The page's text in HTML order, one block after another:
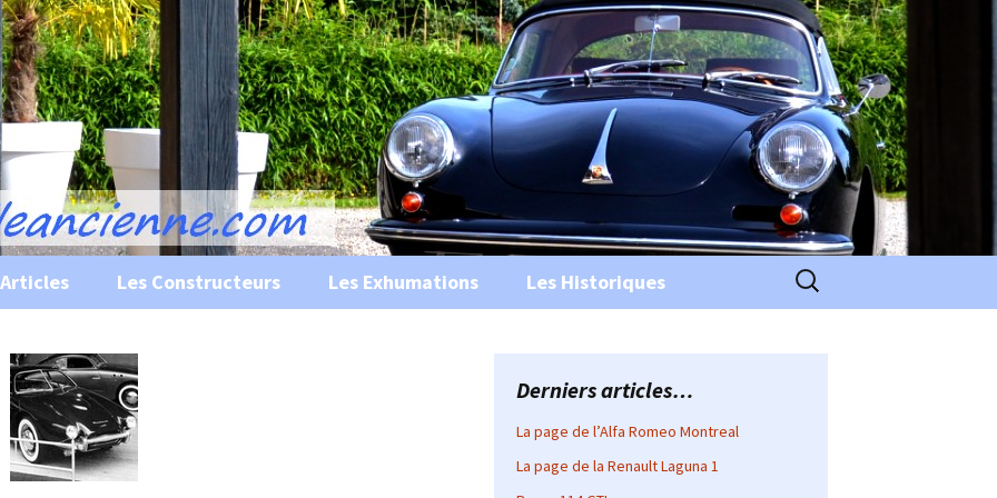
Ancienne
historiques …
évènements
musées
Les Constructeurs Les Exhumations Les Historiques Rechercher :
Derniers articles…
La page de l’Alfa Romeo Montreal
La page de la Renault Laguna 1